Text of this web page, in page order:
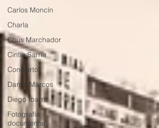
Carlos Moncín
Charla
Chus Marchador
Cintia Sarría
Concierto
Daniel Marcos
Diego Ibarra
Fotografía
documental